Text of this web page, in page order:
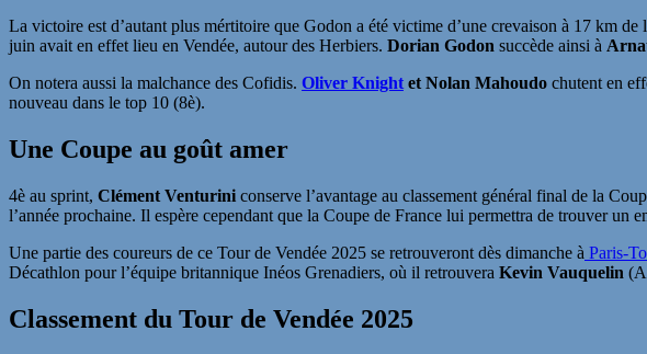
La victoire est d’autant plus mértitoire que Godon a été victime d’une crevaison à 17 km
juin avait en effet lieu en Vendée, autour des Herbiers. Dorian Godon succède ainsi à
On notera aussi la malchance des Cofidis. Oliver Knight et Nolan Mahoudo chutent en
nouveau dans le top 10 (8è).
Une Coupe au goût amer
4è au sprint, Clément Venturini conserve l’avantage au classement général final de la
l’année prochaine. Il espère cependant que la Coupe de France lui permettra de trouver un
Une partie des coureurs de ce Tour de Vendée 2025 se retrouveront dès dimanche à Paris-
Décathlon pour l’équipe britannique Inéos Grenadiers, où il retrouvera Kevin Vauquelin
Classement du Tour de Vendée 2025